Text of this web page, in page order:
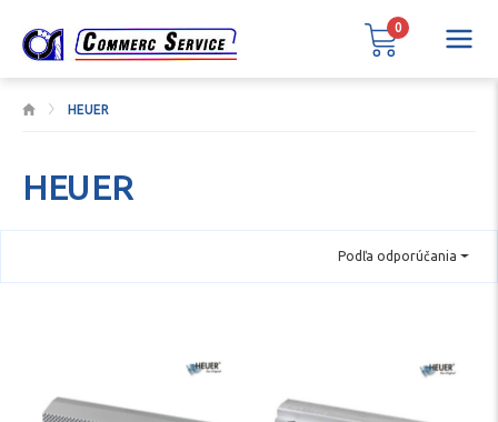
HEUER
HEUER
Podľa odporúčania
0